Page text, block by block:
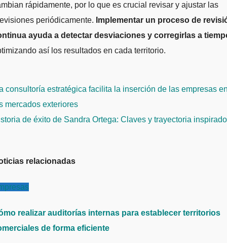
rápidamente, por lo que es crucial revisar y ajustar las
periódicamente. Implementar un proceso de
ayuda a detectar desviaciones y corregirlas a
así los resultados en cada territorio.
consultoría estratégica facilita la inserción de las empresas
mercados exteriores
de éxito de Sandra Ortega: Claves y trayectoria
relacionadas
realizar auditorías internas para establecer territorios
de forma eficiente